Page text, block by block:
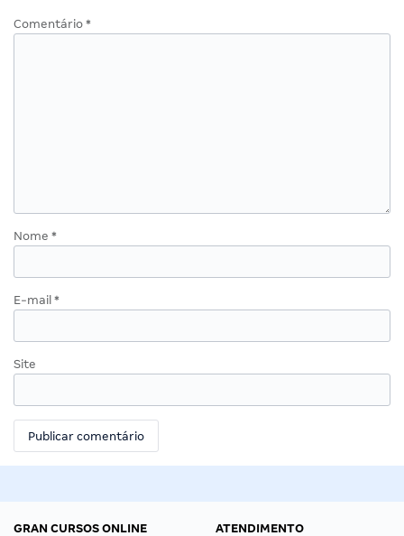
Comentário *
Nome *
E-mail *
Site
GRAN CURSOS ONLINE
ATENDIMENTO